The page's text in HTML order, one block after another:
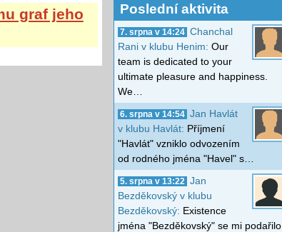
graf jeho
Poslední aktivita
7. srpna v 14:24 Chanchal
Rani v klubu Henim: Our
team is dedicated to your
ultimate pleasure and happiness.
We…
6. srpna v 14:54 Jan Havlát
v klubu Havlát: Příjmení
"Havlát" vzniklo odvozením
od rodného jména "Havel" s…
5. srpna v 13:22
Jan
Bezděkovský v klubu
Bezděkovský: Existence
jména "Bezděkovský" se mi podařilo